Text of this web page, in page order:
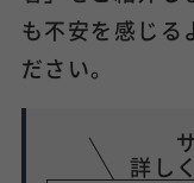
も不安を感じる
ださい。
詳し